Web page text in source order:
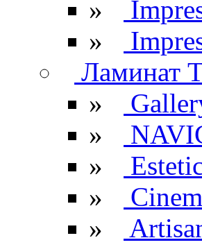
»
»
Ламинат
»
»
»
»
»